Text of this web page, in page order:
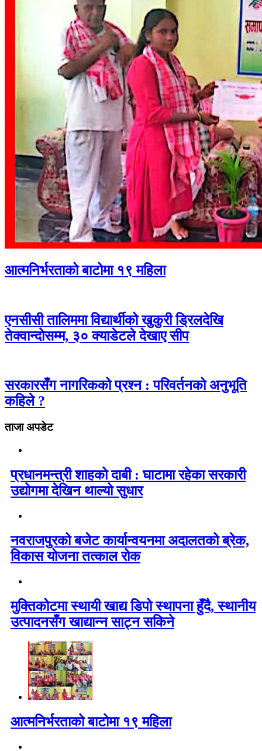
आत्मनिर्भरताको बाटोमा १९ महिला
एनसीसी तालिममा विद्यार्थीको खुकुरी ड्रिलदेखि
तेक्वान्दोसम्म, ३० क्याडेटले देखाए सीप
सरकारसँग नागरिकको प्रश्न : परिवर्तनको अनुभूति
कहिले ?
ताजा अपडेट
प्रधानमन्त्री शाहको दाबी : घाटामा रहेका सरकारी
उद्योगमा देखिन थाल्यो सुधार
नवराजपुरको बजेट कार्यान्वयनमा अदालतको ब्रेक,
विकास योजना तत्काल रोक
मुक्तिकोटमा स्थायी खाद्य डिपो स्थापना हुँदै, स्थानीय
उत्पादनसँग खाद्यान्न साट्न सकिने
आत्मनिर्भरताको बाटोमा १९ महिला